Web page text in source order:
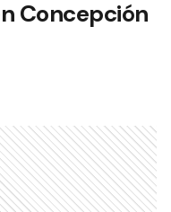
Concepción